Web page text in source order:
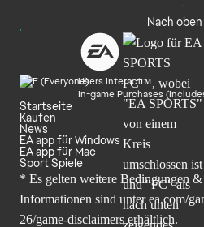
Nach oben
Users Interact
In-game Purchases
Startseite
Kaufen
News
EA app für Windows
EA app für Mac
Sport Spiele
* Es gelten weitere Bedingungen
Informationen sind unterea.com/
26/game-disclaimers erhältlich.